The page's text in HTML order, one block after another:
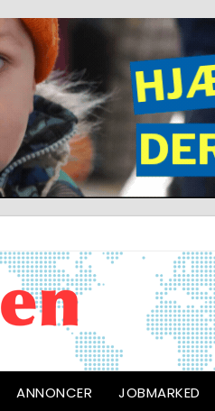
ANNONCER JOBMARKED